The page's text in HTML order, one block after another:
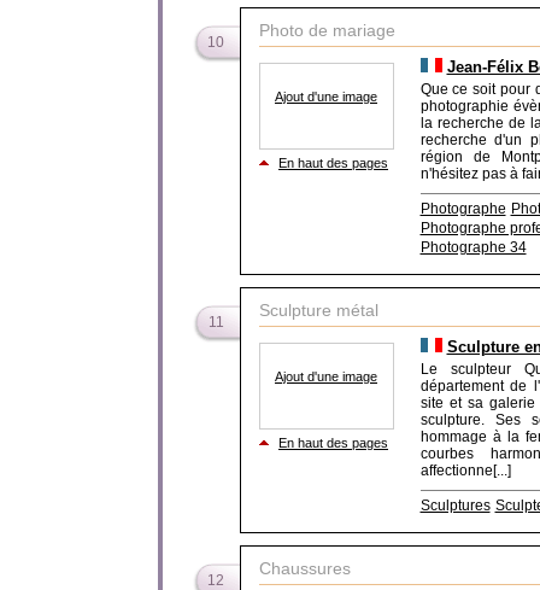
10
Photo de mariage
Ajout d'une image
En haut des pages
Jean-Félix
Que ce soit pour
photographie
la recherche de
recherche d'un
région de
n'hésitez pas à
Photographe
Photographe
Photographe 34
11
Sculpture métal
Ajout d'une image
En haut des pages
Sculpture
Le sculpteur
département de
site et sa
sculpture. Ses
hommage à la
courbes
affectionne[...]
Sculptures
12
Chaussures